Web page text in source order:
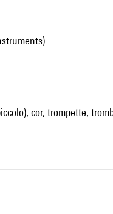
cor, trompette,